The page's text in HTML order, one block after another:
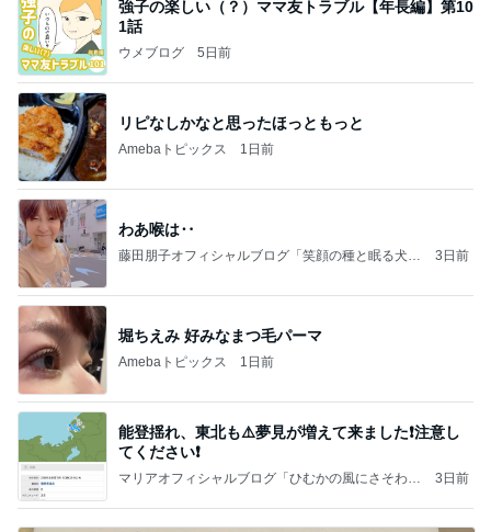
強子の楽しい（？）ママ友トラブル【年長編】第10
1話
ウメブログ 5日前
リピなしかなと思ったほっともっと
Amebaトピックス 1日前
わあ喉は‥
藤田朋子オフィシャルブログ「笑顔の種と眠る犬」
3日前
堀ちえみ 好みなまつ毛パーマ
Amebaトピックス 1日前
能登揺れ、東北も⚠️夢見が増えて来ました❗️注意し
てください❗️
マリアオフィシャルブログ「ひむかの風にさそわれ
3日前